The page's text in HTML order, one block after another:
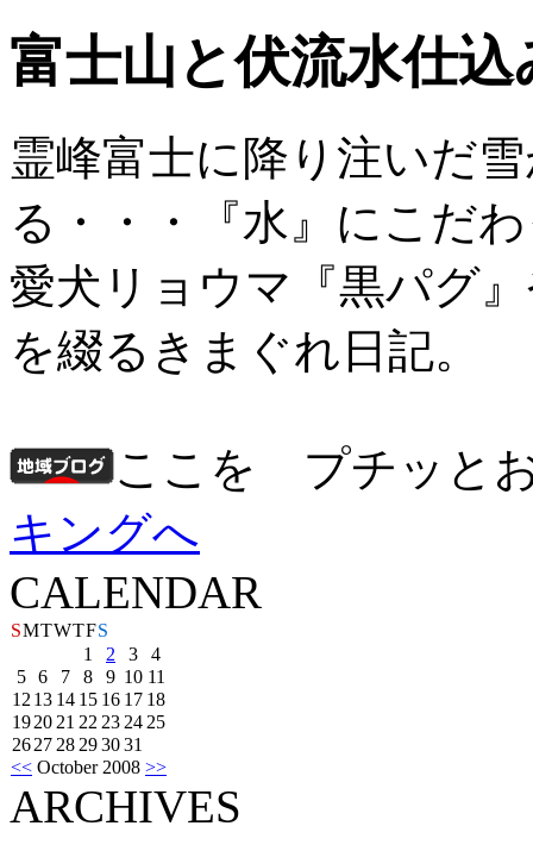
富士山と伏流水仕
霊峰富士に降り注いだ
る・・・『水』にこだ
愛犬リョウマ『黒パグ
を綴るきまぐれ日記。
ここを プチッと
キングへ
CALENDAR
SMTWTFS
1
2 3
4
5
6 7 8 9 10 11
12 13 14 15 16 17 18
19 20 21 22 23 24 25
26 27 28 293031
<< October 2008 >>
ARCHIVES